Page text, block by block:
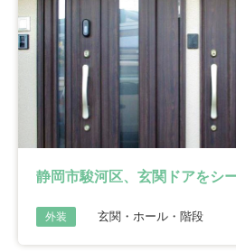
静岡市駿河区、玄関ドアをシ
外装 玄関・ホール・階段